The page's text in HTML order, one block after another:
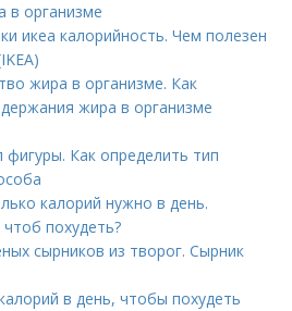
в организме
икеа калорийность. Чем полезен
жира в организме. Как
жира в организме
фигуры. Как определить тип
калорий нужно в день.
похудеть?
сырников из творог. Сырник
в день, чтобы похудеть